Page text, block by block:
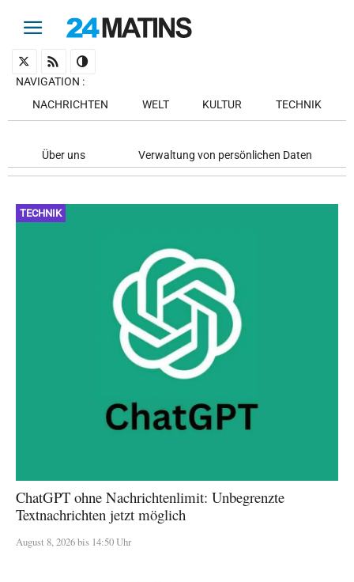
NAVIGATION :
NACHRICHTEN
WELT KULTUR TECHNIK
Über uns Verwaltung von persönlichen Daten
TECHNIK
ChatGPT ohne Nachrichtenlimit: Unbegrenzte
Textnachrichten jetzt möglich
August 8, 2026 bis 14:50 Uhr